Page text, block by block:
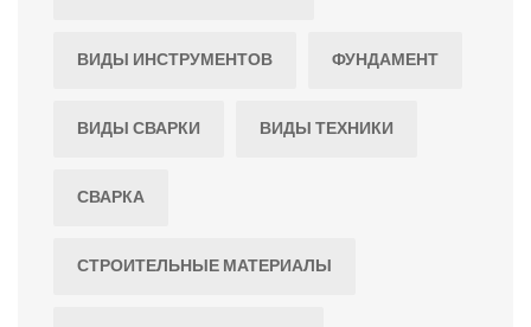
ВИДЫ ИНСТРУМЕНТОВ ФУНДАМЕНТ
ВИДЫ СВАРКИ ВИДЫ ТЕХНИКИ
СВАРКА
СТРОИТЕЛЬНЫЕ МАТЕРИАЛЫ